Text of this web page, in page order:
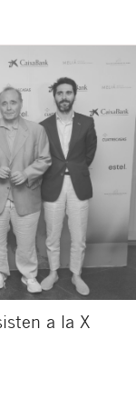
a la X